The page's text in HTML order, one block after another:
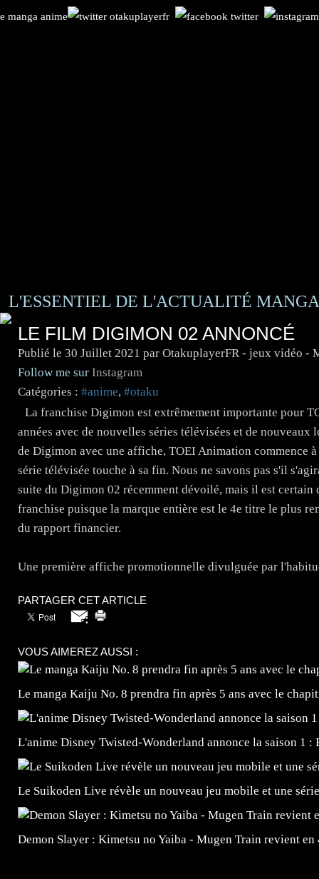
L'ESSENTIEL DE L'ACTUALITÉ
LE FILM DIGIMON 02 ANNONCÉ
Publié le 30 Juillet 2021 par OtakuplayerFR - jeux vidéo -
Follow me sur Instagram
Catégories : #anime, #otaku
La franchise Digimon est extrêmement importante pour
années avec de nouvelles séries télévisées et de
de Digimon avec une affiche, TOEI Animation commence
série télévisée touche à sa fin. Nous ne savons pas s'il
suite du Digimon 02 récemment dévoilé, mais il est
franchise puisque la marque entière est le 4e titre le plus
du rapport financier.
Une première affiche promotionnelle divulguée par
PARTAGER CET ARTICLE
VOUS AIMEREZ AUSSI :
Le manga Kaiju No. 8 prendra fin après 5 ans avec le
L'anime Disney Twisted-Wonderland annonce la saison 1
Le Suikoden Live révèle un nouveau jeu mobile et une
Demon Slayer : Kimetsu no Yaiba - Mugen Train revient en